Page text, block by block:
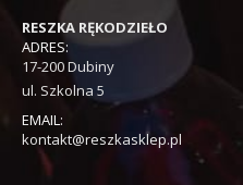
RESZKA RĘKODZIEŁO
ADRES:
17-200 Dubiny
ul. Szkolna 5
EMAIL:
kontakt@reszkasklep.pl